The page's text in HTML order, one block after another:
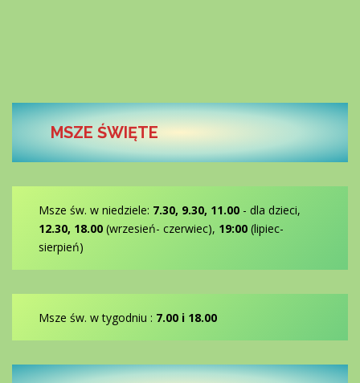
MSZE ŚWIĘTE
Msze św. w niedziele: 7.30, 9.30, 11.00 - dla dzieci,
12.30, 18.00 (wrzesień- czerwiec), 19:00(lipiec-
sierpień)
Msze św. w tygodniu : 7.00 i 18.00